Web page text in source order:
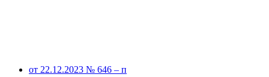
от 22.12.2023 № 646 – п